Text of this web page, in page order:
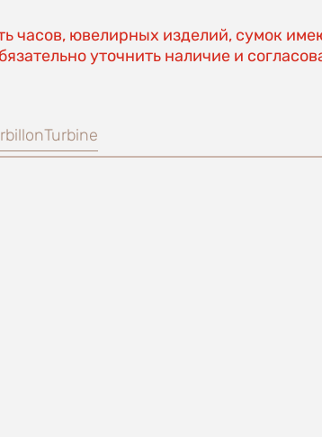
часов, ювелирных изделий, сумок
уточнить наличие и
Turbine